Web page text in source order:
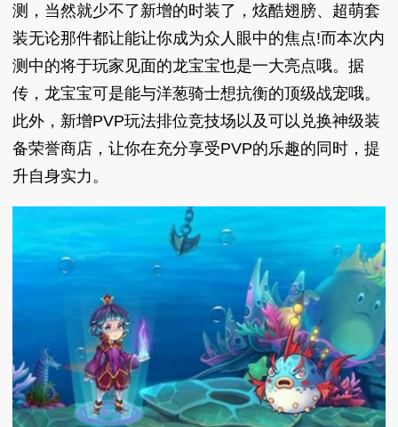
测，当然就少不了新增的时装了，炫酷翅膀、超萌套
装无论那件都让能让你成为众人眼中的焦点!而本次内
测中的将于玩家见面的龙宝宝也是一大亮点哦。据
传，龙宝宝可是能与洋葱骑士想抗衡的顶级战宠哦。
此外，新增PVP玩法排位竞技场以及可以兑换神级装
备荣誉商店，让你在充分享受PVP的乐趣的同时，提
升自身实力。